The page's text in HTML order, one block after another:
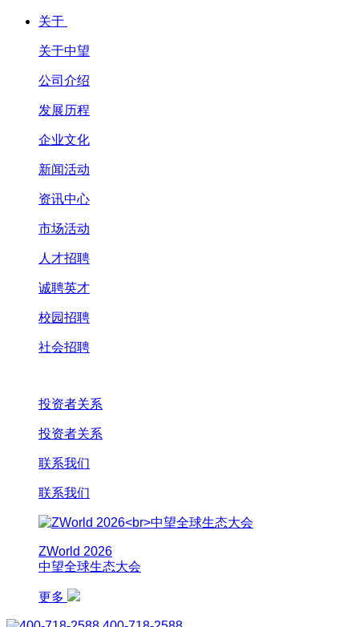
关于
关于中望
公司介绍
发展历程
企业文化
新闻活动
资讯中心
市场活动
人才招聘
诚聘英才
校园招聘
社会招聘
投资者关系
投资者关系
联系我们
联系我们
ZWorld 2026
中望全球生态大会
更多